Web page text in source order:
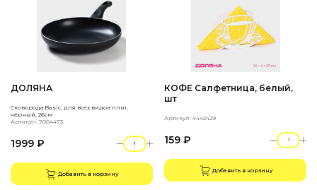
ДОЛЯНА
Сковорода Basic, для всех видов плит,
чёрный, 26см
Артикул: 7004473
1999 ₽
Добавить в корзину
КОФЕ Салфетница, белый,
шт
Артикул: 4442429
159 ₽
Добавить в корзину